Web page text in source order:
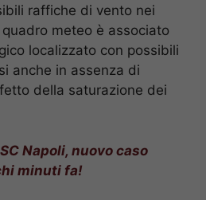
raffiche di vento nei
meteo è associato
localizzato con possibili
anche in assenza di
della saturazione dei
Napoli, nuovo caso
minuti fa!